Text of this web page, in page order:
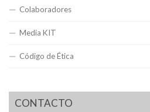
Colaboradores
Media KIT
Código de Ética
CONTACTO